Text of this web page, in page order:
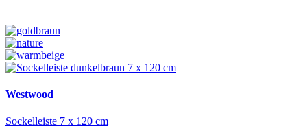
Westwood
Sockelleiste 7 x 120 cm